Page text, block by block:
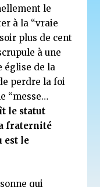
le
à la “vraie
plus de cent
à une
église de la
perdre la foi
“messe…
le statut
fraternité
est le
qui